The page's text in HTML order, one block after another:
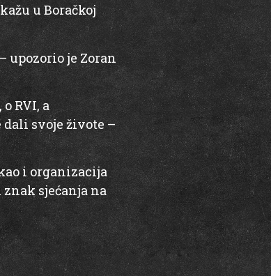
u Boračkoj
upozorio je Zoran
RVI, a
dali svoje živote –
i organizacija
sjećanja na